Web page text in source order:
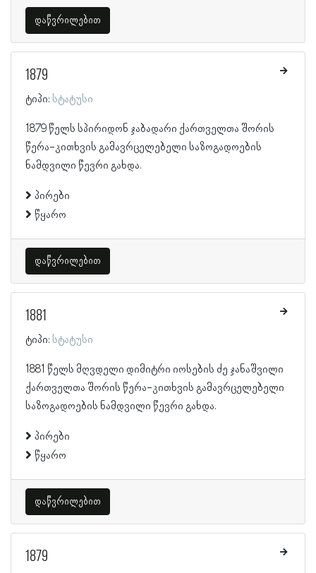
დაწვრილებით
1879
ტიპი: სტატუსი
1879 წელს სპირიდონ ჯაბადარი ქართველთა შორის
წერა-კითხვის გამავრცელებელი საზოგადოების
ნამდვილი წევრი გახდა.
პირები
წყარო
დაწვრილებით
1881
ტიპი: სტატუსი
1881 წელს მღვდელი დიმიტრი იოსების ძე ჯანაშვილი
ქართველთა შორის წერა-კითხვის გამავრცელებელი
საზოგადოების ნამდვილი წევრი გახდა.
პირები
წყარო
დაწვრილებით
1879